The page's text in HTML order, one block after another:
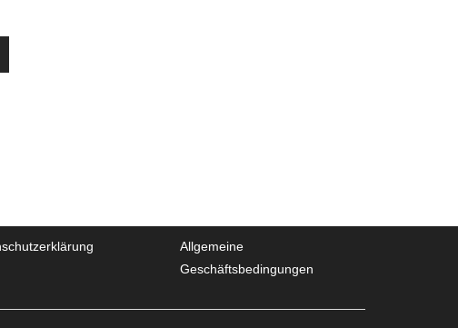
Allgemeine
Geschäftsbedingungen